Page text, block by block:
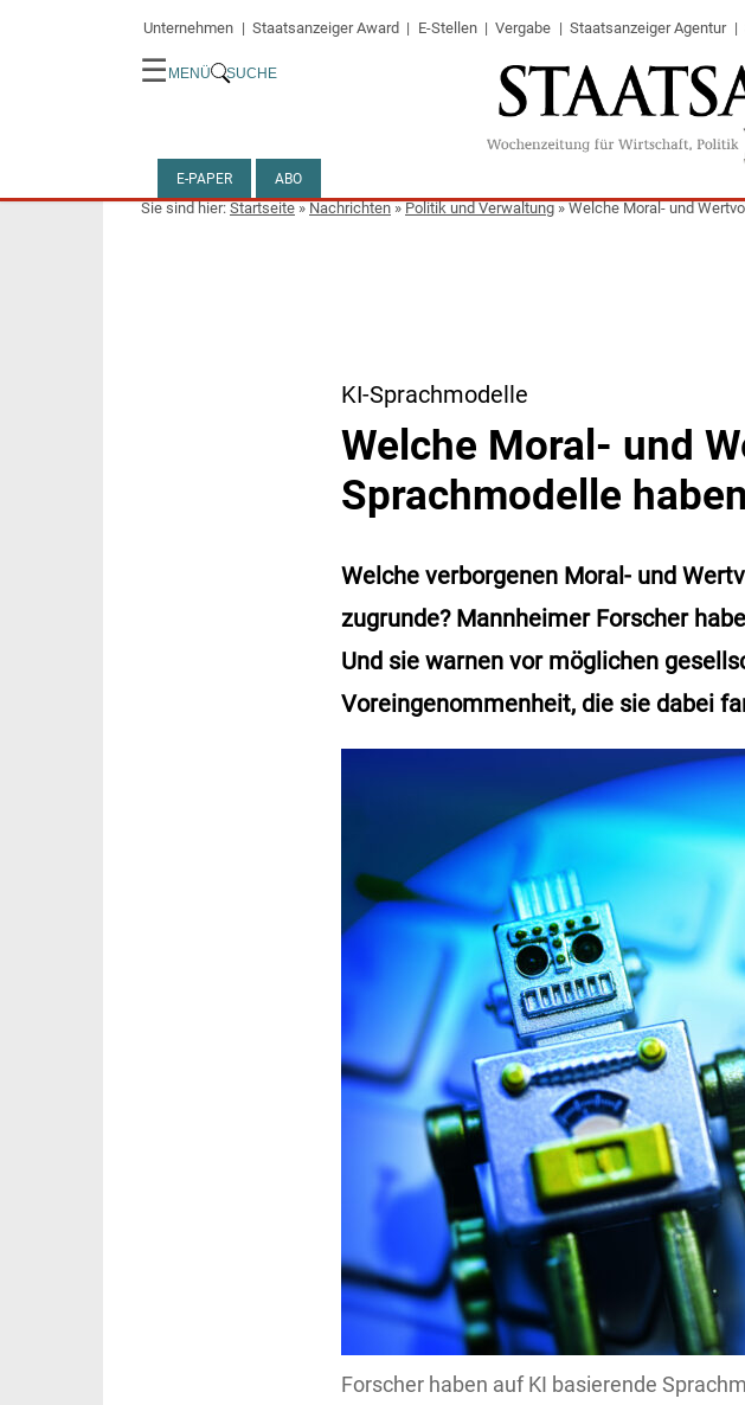
Unternehmen Staatsanzeiger Award E-Stellen Vergabe Staatsanzeiger Agentur
☰ MENÜ SUCHE
E-PAPER ABO
Startseite»Nachrichten»Politik und Verwaltung»Welche Moral- und
KI-Sprachmodelle
Welche Moral- und
Sprachmodelle haben
Welche verborgenen Moral- und
zugrunde? Mannheimer Forscher
Und sie warnen vor möglichen
Voreingenommenheit, die sie dabei
Forscher haben auf KI basierende